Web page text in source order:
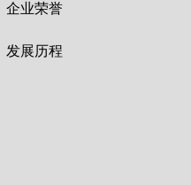
企业荣誉
发展历程